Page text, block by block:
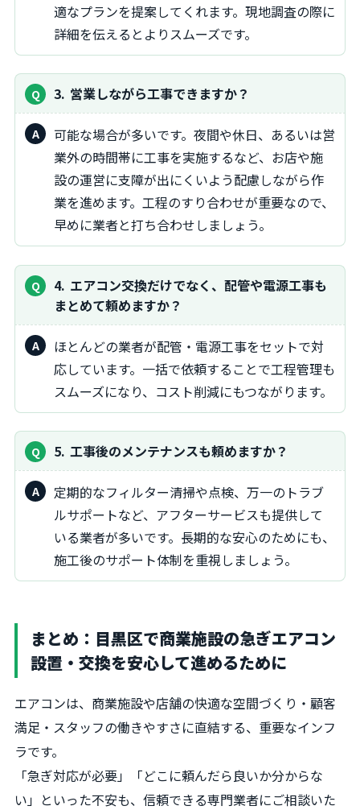
適なプランを提案してくれます。現地調査の際に
詳細を伝えるとよりスムーズです。
3 営業しながら工事できますか？
可能な場合が多いです。夜間や休日、あるいは営
業外の時間帯に工事を実施するなど、お店や施
設の運営に支障が出にくいよう配慮しながら作
業を進めます。工程のすり合わせが重要なので、
早めに業者と打ち合わせしましょう。
4 エアコン交換だけでなく、配管や電源工事も
まとめて頼めますか？
ほとんどの業者が配管・電源工事をセットで対
応しています。一括で依頼することで工程管理も
スムーズになり、コスト削減にもつながります。
5 工事後のメンテナンスも頼めますか？
定期的なフィルター清掃や点検、万一のトラブ
ルサポートなど、アフターサービスも提供して
いる業者が多いです。長期的な安心のためにも、
施工後のサポート体制を重視しましょう。
まとめ：目黒区で商業施設の急ぎエアコン
設置・交換を安心して進めるために
エアコンは、商業施設や店舗の快適な空間づくり・顧客
満足・スタッフの働きやすさに直結する、重要なインフ
ラです。
「急ぎ対応が必要」「どこに頼んだら良いか分からな
い」といった不安も、信頼できる専門業者にご相談いた